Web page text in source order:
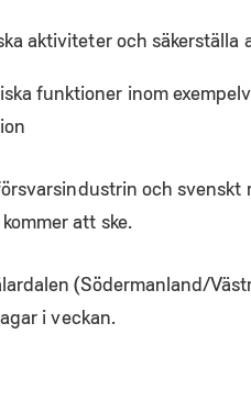
aktiviteter och
funktioner inom
och svenskt
att ske.
(Södermanland/
i veckan.